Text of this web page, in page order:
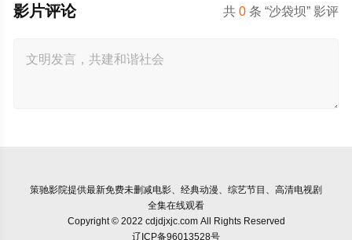
共0 条 “沙袋坝” 影评
影片评论
策驰影院提供最新免费未删减电影、经典动漫、综艺节目、高清电视剧
全集在线观看
Copyright © 2022 cdjdjxjc.com All Rights Reserved
辽ICP备96013528号